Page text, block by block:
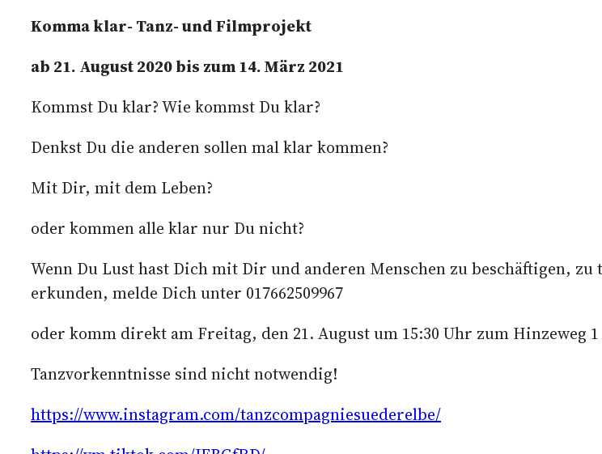
Komma klar- Tanz- und Filmprojekt
ab 21. August 2020 bis zum 14. März 2021
Kommst Du klar? Wie kommst Du klar?
Denkst Du die anderen sollen mal klar kommen?
Mit Dir, mit dem Leben?
oder kommen alle klar nur Du nicht?
Wenn Du Lust hast Dich mit Dir und anderen Menschen zu beschäftigen,
erkunden, melde Dich unter 017662509967
oder komm direkt am Freitag, den 21. August um 15:30 Uhr zum Hinzeweg
Tanzvorkenntnisse sind nicht notwendig!
https://www.instagram.com/tanzcompagniesuederelbe/